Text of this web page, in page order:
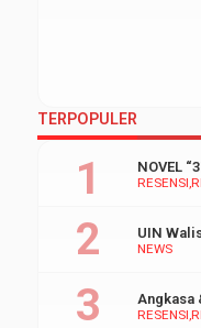
TERPOPULER
RESENSI
NOVEL
NEWS
UIN
RESENSI
Angkasa